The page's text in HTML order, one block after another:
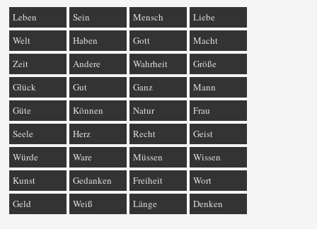
Leben Sein Mensch
Liebe
Welt
Haben Gott
Macht
Zeit
Andere Wahrheit
Größe
Glück
Gut Ganz
Mann
Güte
Können Natur
Frau
Seele
Herz Recht
Geist
Würde
Ware Müssen
Wissen
Kunst
Gedanken Freiheit
Wort
Geld
Weiß Länge Denken